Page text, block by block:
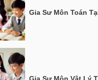
Gia Sư Môn Toán
Gia Sư Môn Vật Lý